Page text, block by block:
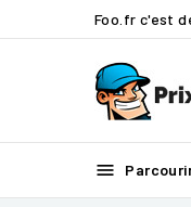
Foo.fr c'est
